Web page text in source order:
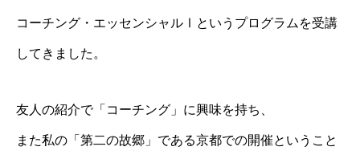
コーチング・エッセンシャルⅠというプログラムを受講
してきました。
友人の紹介で「コーチング」に興味を持ち、
また私の「第二の故郷」である京都での開催ということ